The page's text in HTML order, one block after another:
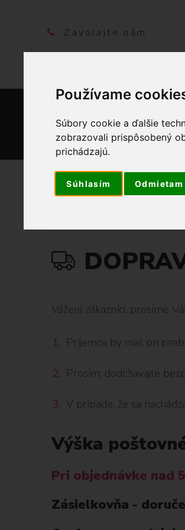
Používame
Súbory cookie a ďalšie
zobrazovali prispôsobený
prichádzajú.
Súhlasím Odmietam
Zavolajte nám
+421 948 207 354
Vážení zákazníci, prosíme
Príjemca by mal pri
Prosím, dodržiavajte
V prípade, že sa
Výška
Pri objednávke nad
Zásielkovňa -